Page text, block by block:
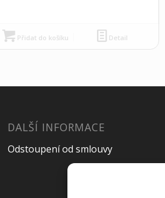
Přidat do košíku Detail
DALŠÍ INFORMACE
Odstoupení od smlouvy